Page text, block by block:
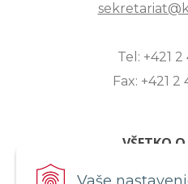
Tel: +421 2
Fax: +421
VŠETKO